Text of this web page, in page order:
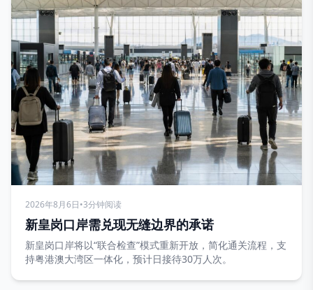
2026年8月6日•3分钟阅读
新皇岗口岸需兑现无缝边界的承诺
新皇岗口岸将以“联合检查”模式重新开放，简化通关流程，支
持粤港澳大湾区一体化，预计日接待30万人次。